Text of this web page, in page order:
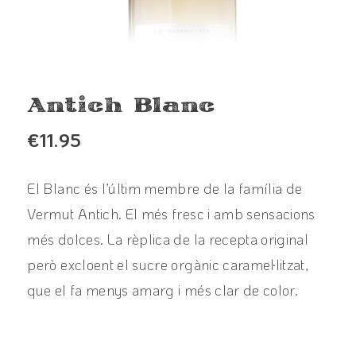
Antich Blanc
€11.95
El Blanc és l’últim membre de la família de
Vermut Antich. El més fresc i amb sensacions
més dolces. La rèplica de la recepta original
però excloent el sucre orgànic caramel·litzat,
que el fa menys amarg i més clar de color.